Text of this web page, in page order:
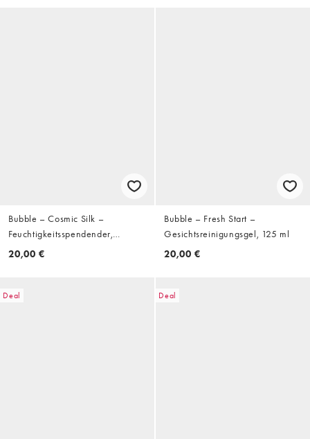
Bubble – Cosmic Silk –
Feuchtigkeitsspendender,
milchiger Toner, 100 ml
20,00 €
Bubble – Fresh Start –
Gesichtsreinigungsgel, 125 ml
20,00 €
Deal Deal